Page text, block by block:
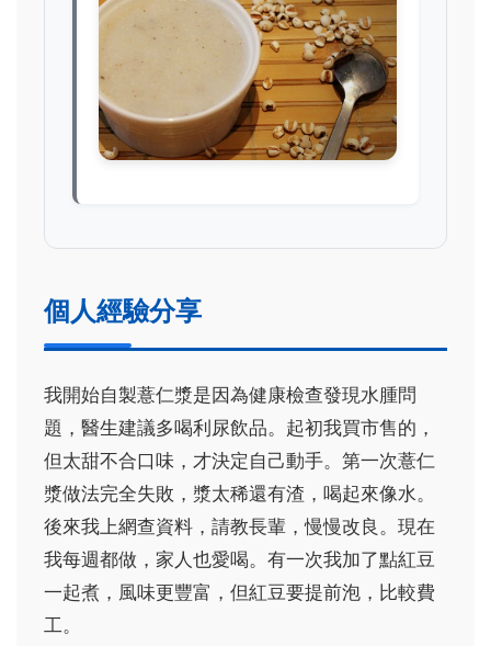
個人經驗分享
我開始自製薏仁漿是因為健康檢查發現水腫問
題，醫生建議多喝利尿飲品。起初我買市售的，
但太甜不合口味，才決定自己動手。第一次薏仁
漿做法完全失敗，漿太稀還有渣，喝起來像水。
後來我上網查資料，請教長輩，慢慢改良。現在
我每週都做，家人也愛喝。有一次我加了點紅豆
一起煮，風味更豐富，但紅豆要提前泡，比較費
工。